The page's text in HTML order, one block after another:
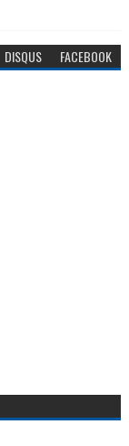
DISQUS FACEBOOK